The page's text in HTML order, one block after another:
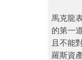
馬克龍
的第一
且不能
羅斯資